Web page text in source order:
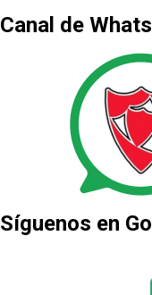
Canal de
Síguenos en